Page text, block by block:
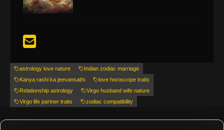
astrology love nature
Indian zodiac marriage
Kanya rashi ka jeevansathi
love horoscope traits
Relationship astrology
Virgo husband wife nature
Virgo life partner traits
zodiac compatibility